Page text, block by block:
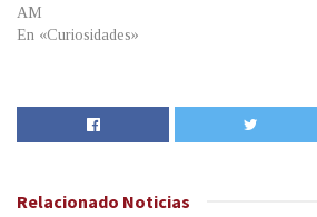
AM
En «Curiosidades»
Relacionado Noticias